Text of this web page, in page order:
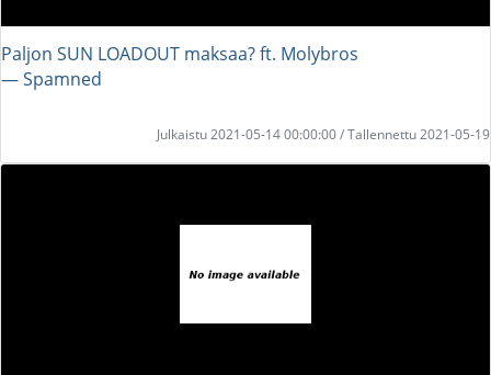
Paljon SUN LOADOUT maksaa? ft. Molybros
― Spamned
Julkaistu 2021-05-14 00:00:00 / Tallennettu 2021-05-19